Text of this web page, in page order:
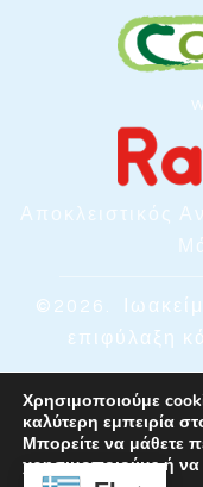
Αποκλειστικός
©2026.
επιφύλαξη
Χρησιμοποιούμε
καλύτερη εμπειρία
Μπορείτε να μάθετε
χρησιμοποιούμε ή